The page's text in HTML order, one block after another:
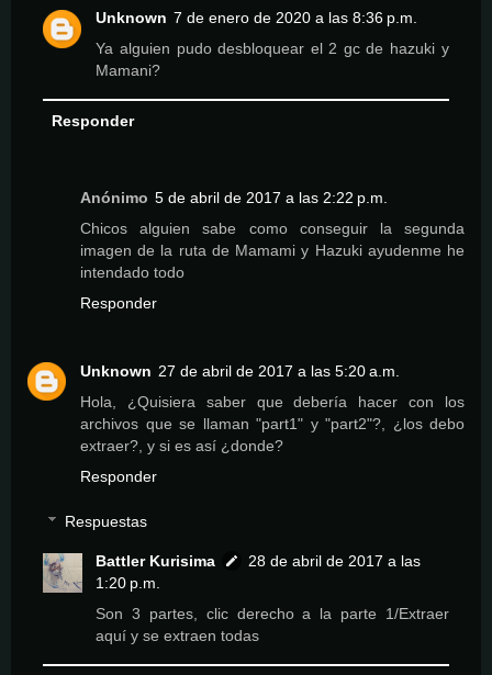
Unknown 7 de enero de 2020 a las 8:36 p.m.
Ya alguien pudo desbloquear el 2 gc de hazuki y
Mamani?
Responder
Anónimo 5 de abril de 2017 a las 2:22 p.m.
Chicos alguien sabe como conseguir la segunda
imagen de la ruta de Mamami y Hazuki ayudenme he
intendado todo
Responder
Unknown 27 de abril de 2017 a las 5:20 a.m.
Hola, ¿Quisiera saber que debería hacer con los
archivos que se llaman "part1" y "part2"?, ¿los debo
extraer?, y si es así ¿donde?
Responder
Respuestas
Battler Kurisima
28 de abril de 2017 a las
1:20 p.m.
Son 3 partes, clic derecho a la parte 1/Extraer
aquí y se extraen todas